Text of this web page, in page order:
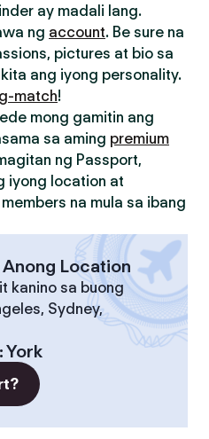
ay madali lang.
ng account. Be sure na
pictures at bio sa
ang iyong personality.
match!
mong gamitin ang
sa aming premium
ng Passport,
iyong location at
na mula sa ibang
Location
kanino sa buong
Sydney,
:York